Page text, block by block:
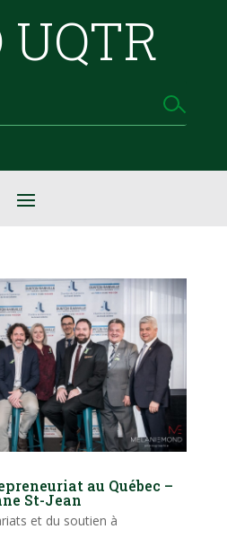
UQTR
au Québec –
St-Jean
et du soutien à